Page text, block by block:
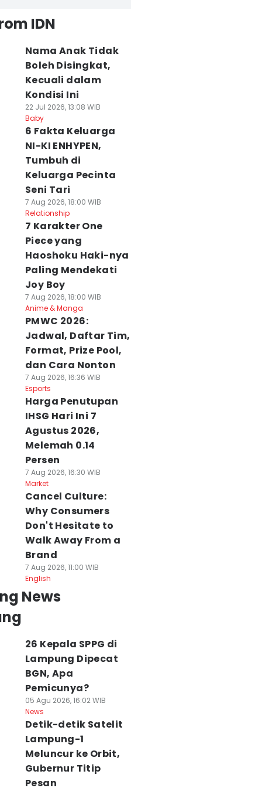
IDN
Nama Anak Tidak
Boleh Disingkat,
Kecuali dalam
Kondisi Ini
22 Jul 2026, 13:08 WIB
Baby
6 Fakta Keluarga
NI-KI ENHYPEN,
Tumbuh di
Keluarga Pecinta
Seni Tari
7 Aug 2026, 18:00 WIB
Relationship
7 Karakter One
Piece yang
Haoshoku Haki-nya
Paling Mendekati
Joy Boy
7 Aug 2026, 18:00 WIB
Anime & Manga
PMWC 2026:
Jadwal, Daftar Tim,
Format, Prize Pool,
dan Cara Nonton
7 Aug 2026, 16:36 WIB
Esports
Harga Penutupan
IHSG Hari Ini 7
Agustus 2026,
Melemah 0.14
Persen
7 Aug 2026, 16:30 WIB
Market
Cancel Culture:
Why Consumers
Don't Hesitate to
Walk Away From a
Brand
7 Aug 2026, 11:00 WIB
English
News
26 Kepala SPPG di
Lampung Dipecat
BGN, Apa
Pemicunya?
05 Agu 2026, 16:02 WIB
News
Detik-detik Satelit
Lampung-1
Meluncur ke Orbit,
Gubernur Titip
Pesan